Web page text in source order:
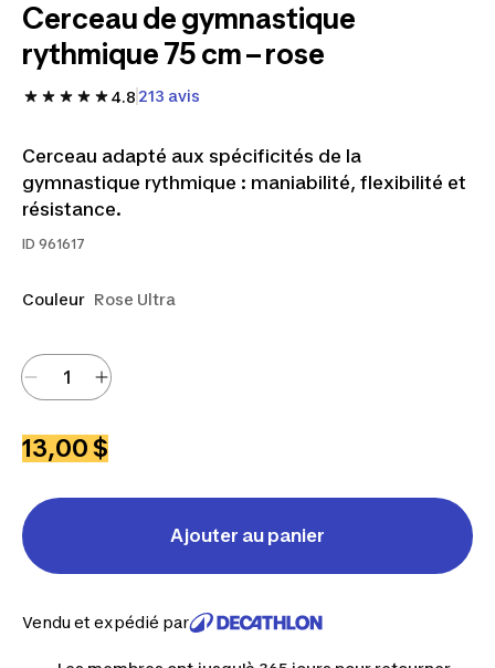
Cerceau de gymnastique
rythmique 75 cm – rose
4.8 213 avis
Cerceau adapté aux spécificités de la
gymnastique rythmique : maniabilité, flexibilité et
résistance.
ID 961617
Couleur Rose Ultra
13,00 $
Ajouter au panier
Vendu et expédié par